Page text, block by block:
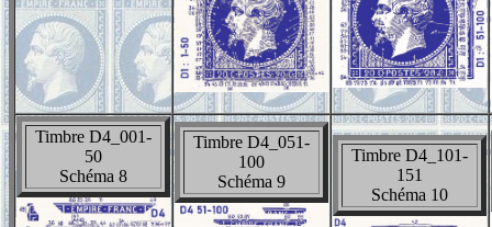
Timbre D4_001-
50
Schéma 8
Timbre D4_051-
100
Schéma 9
Timbre D4_101-
151
Schéma 10